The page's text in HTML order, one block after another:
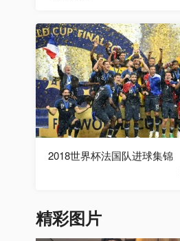
2018世界杯法国队进球集锦
精彩图片